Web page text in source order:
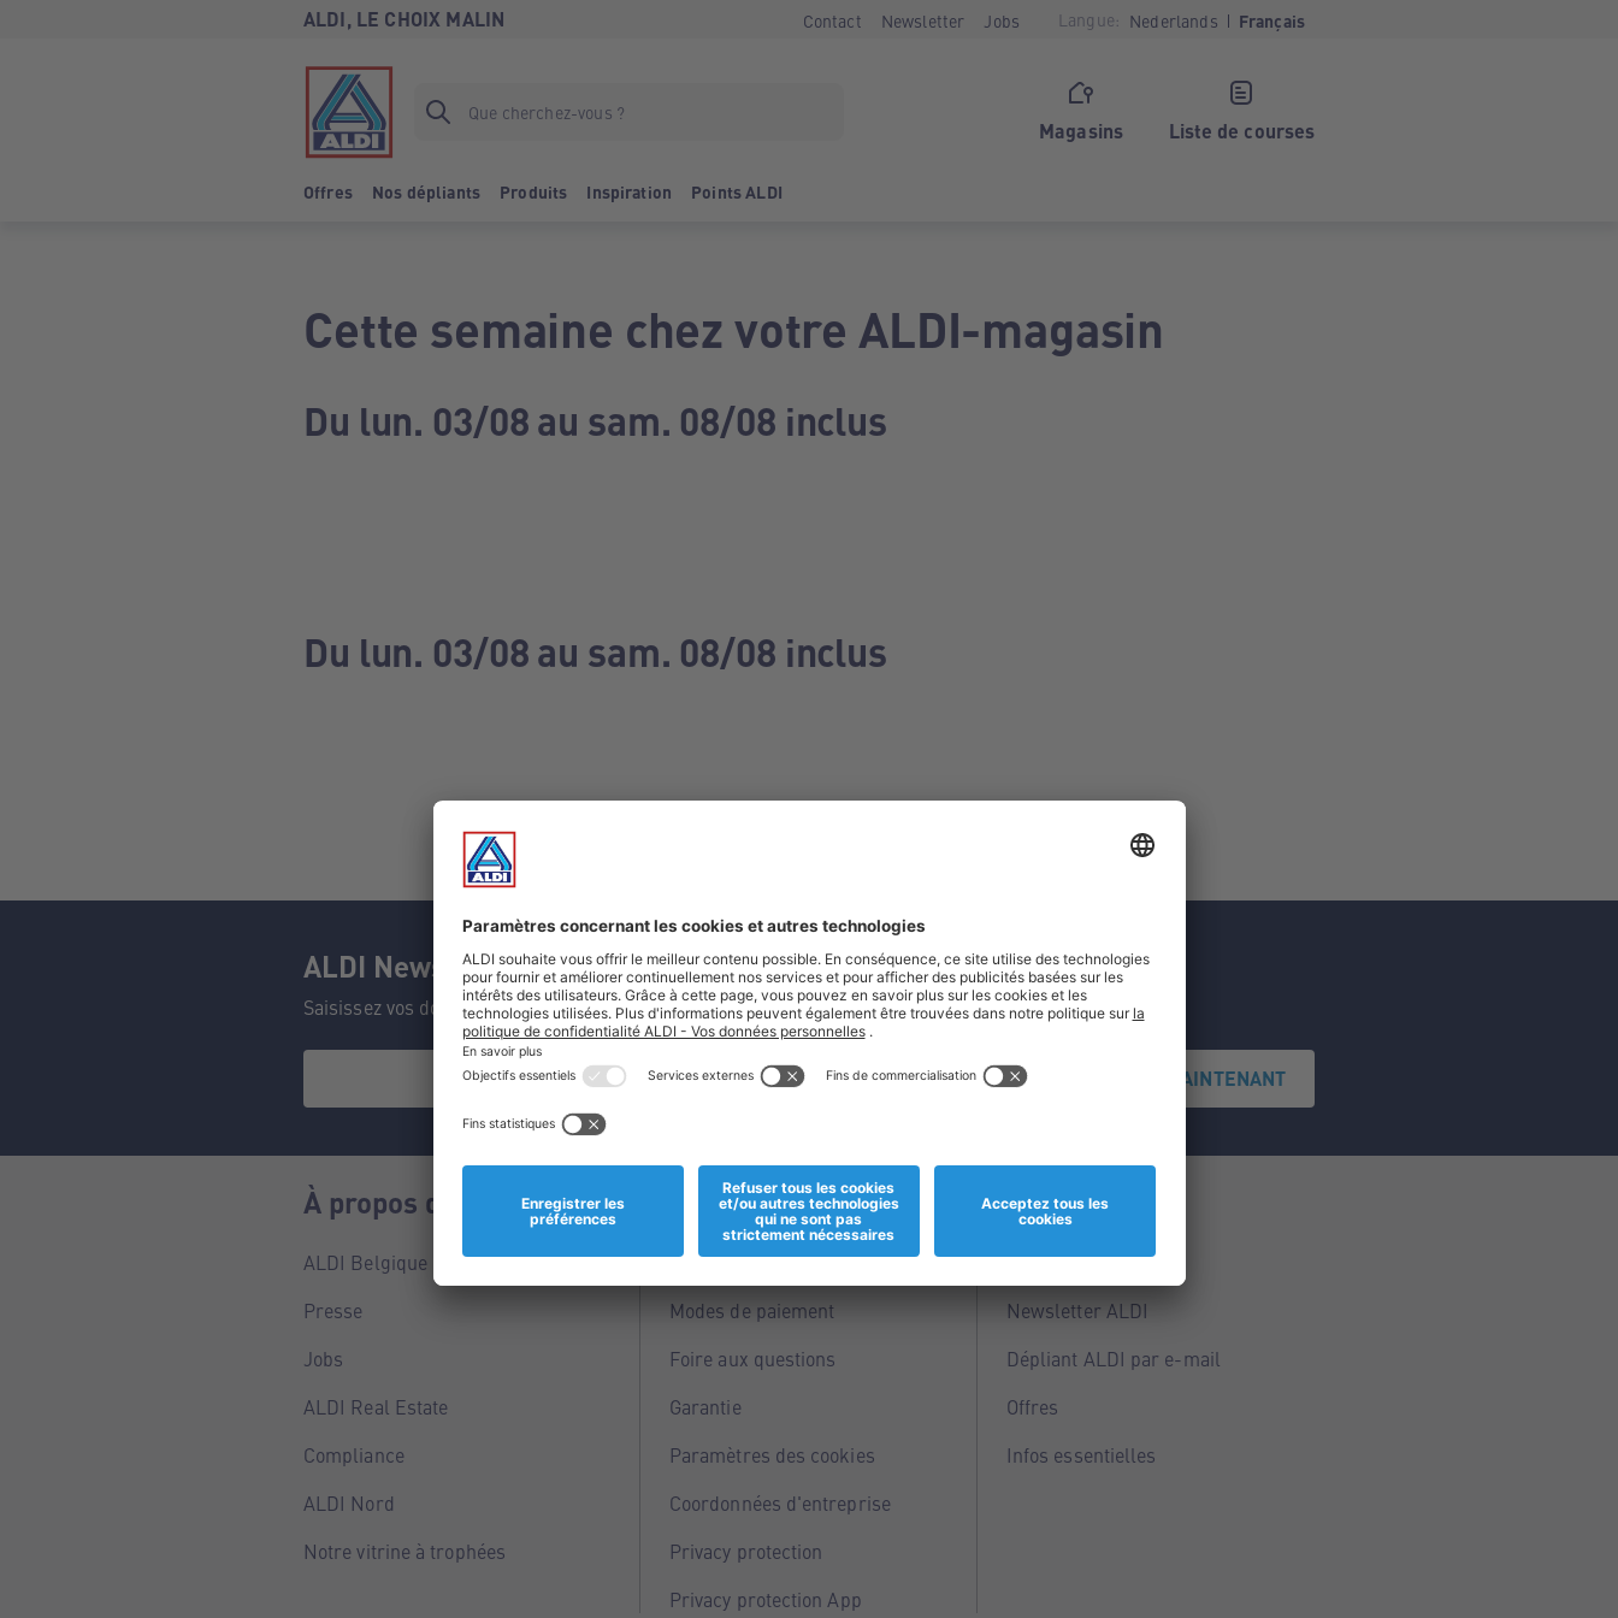
ALDI, LE CHOIX MALIN Contact Newsletter Jobs Langue: Nederlands Français
Magasins Liste de courses
Offres Nos dépliants Produits Inspiration Points ALDI
Cette semaine chez votre ALDI-magasin
Du lun. 03/08 au sam. 08/08 inclus
Du lun. 03/08 au sam. 08/08 inclus
ALDI Newsletter
Saisissez vos données et ne manquez aucune de nos offres.
S'INSCRIRE MAINTENANT
À propos de nous
ALDI Belgique
Presse
Jobs
ALDI Real Estate
Compliance
ALDI Nord
Notre vitrine à trophées
Informations
Magasins
Modes de paiement
Foire aux questions
Garantie
Paramètres des cookies
Coordonnées d'entreprise
Privacy protection
Privacy protection App
Service
Points ALDI
Newsletter ALDI
Dépliant ALDI par e-mail
Offres
Infos essentielles